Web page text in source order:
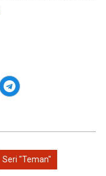
Seri "Teman"